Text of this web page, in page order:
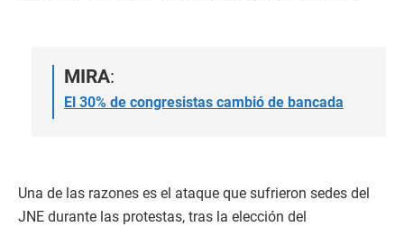
MIRA:
El 30% de congresistas cambió de bancada
Una de las razones es el ataque que sufrieron sedes del
JNE durante las protestas, tras la elección del